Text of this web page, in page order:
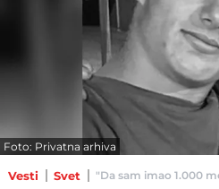
Foto: Privatna arhiva
Vesti Svet "Da sam imao 1.000